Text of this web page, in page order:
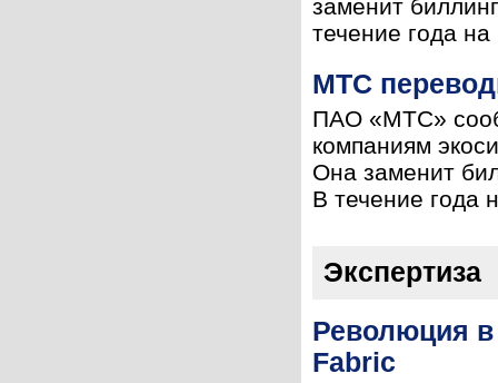
заменит
течение года
МТС
ПАО «МТС»
компаниям
Она заменит
В течение года
Экспертиза
Революция
Fabric